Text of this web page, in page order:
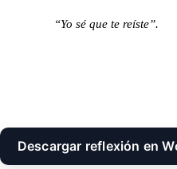
“Yo sé que te reíste”.
Descargar reflexión en